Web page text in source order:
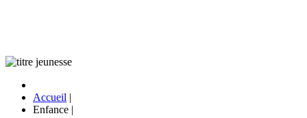
Accueil |
Enfance |